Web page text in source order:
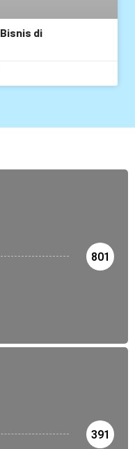
di
801
391